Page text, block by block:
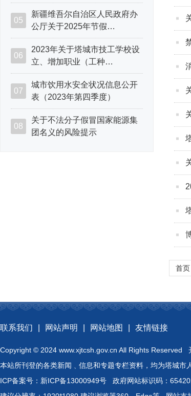
05
新疆维吾尔自治区人民政府办
公厅关于2025年节假…
06
2023年关于塔城市技工学校设
立、增加职业（工种…
07
城市饮用水安全状况信息公开
表（2023年第四季度）
08
关于不法分子假冒国家能源集
团名义的风险提示
首页
联系我们 网站声明 网站地图 友情链接
Copyright © 2024 www.xjtcsh.gov.cn All Rights
本站所刊登的各类新闻﹑信息和专题专栏资料，均为塔城市
ICP备案号： 新ICP备13000949号 政府网站标识码：